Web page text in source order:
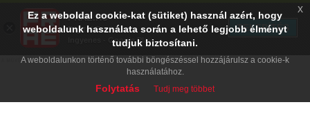
Ez a weboldal cookie-kat (sütiket) használ azért, hogy
weboldalunk használata során a lehető legjobb élményt
tudjuk biztosítani.
A weboldalunkon történő további böngészéssel hozzájárulsz a cookie-k
használatához.
Folytatás Tudj meg többet
x
PRAE.HU
Digital Evolution
Ingyenes - Google Play
TELEPÍTÉS